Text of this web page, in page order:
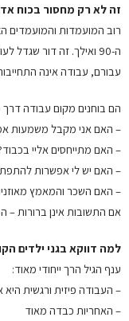
זה לא רק מחסור בכוח
ה-90 ואילך. זה דור
עבורם, עבודה אינה
הם בוחנים מקום עבודה
– האם אני מקבל משמעות
– האם מתייחסים אליי
– האם יש לי אפשרות
– האם השכר והמאמץ
אם התשובות אינן ברורות
למה דווקא בגני ילדים
ענף הגיל הרך ייחודי מאוד:
– העבודה פיזית ורגשית היא
– האחריות כבדה מאוד